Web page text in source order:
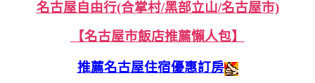
名古屋自由行(合掌村/黑部立山/名古屋市)
【名古屋市飯店推薦懶人包】
推薦名古屋住宿優惠訂房